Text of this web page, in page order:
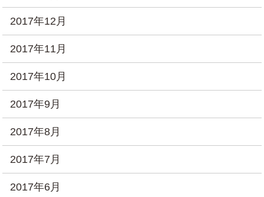
2017年12月
2017年11月
2017年10月
2017年9月
2017年8月
2017年7月
2017年6月